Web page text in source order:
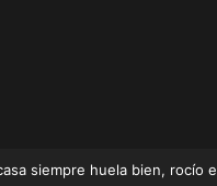
siempre huela bien, rocío